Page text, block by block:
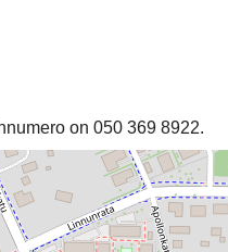
on 050 369 8922.